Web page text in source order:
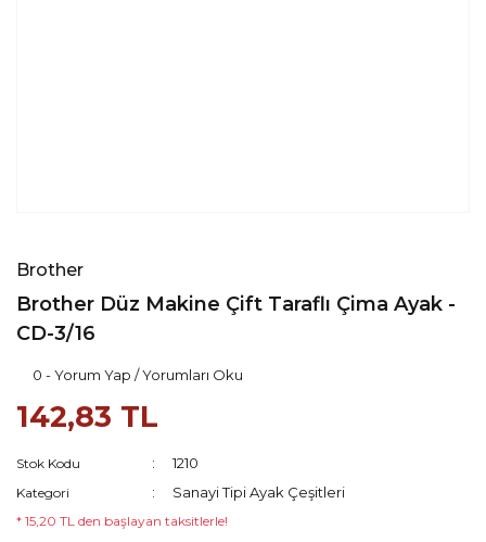
Brother
Brother Düz Makine Çift Taraflı Çima Ayak -
CD-3/16
0 - Yorum Yap / Yorumları Oku
142,83 TL
Stok Kodu 1210
Kategori Sanayi Tipi Ayak Çeşitleri
* 15,20 TL den başlayan taksitlerle!